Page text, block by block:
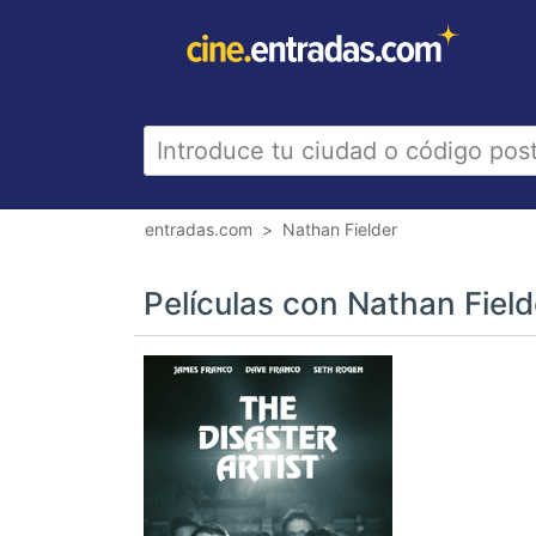
entradas.com Nathan Fielder
Películas con Nathan